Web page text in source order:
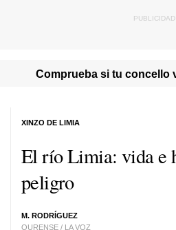
Comprueba si tu concello
El río Limia: vida e
peligro
M. RODRÍGUEZ
OURENSE / LA VOZ
XINZO DE LIMIA